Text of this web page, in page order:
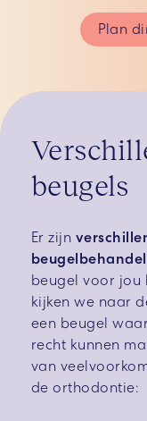
Plan
beugels
Er zijn
beugel voor jou
kijken we naar
een beugel
recht kunnen
van
de orthodontie: